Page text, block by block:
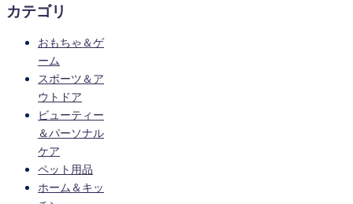
カテゴリ
おもちゃ＆ゲ
ーム
スポーツ＆ア
ウトドア
ビューティー
＆パーソナル
ケア
ペット用品
ホーム＆キッ